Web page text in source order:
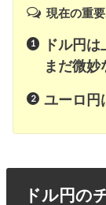
現在の重
ドル円
まだ微妙
ユーロ円
ドル円の